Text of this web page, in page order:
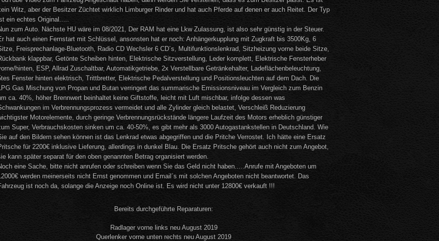
Witz, aber der Besitzer Züchtet wirklich Limburger Rinder und hat auch Pferde auf denen er auch Reitet. Der Typ
ein echtes Original.....
zum Auto. Nächste HU wäre im 08/2021, Der RAM hat eine Lkw Zulassung, ist also sehr günstig in der Steuer.
hat auch einen Fernstart mit Schlüssel, ansonsten hat er noch: Anhängerkupplung mit Zugkraft bis 3500Kg, 6
Freisprechanlage-Bluetooth, Radio CD Wechsler 6 CD´s, Multifunktionslenkrad, Sitzheizung vorne beide Sitze,
klappbar, Getönte Scheiben hinten, Elektrische Sitzverstellung, Leder komplett, Elektrische Fensterheber
hinten, ESP, Allrad Zuschaltbar, Automatikgetriebe, 2x Verstellbare Getränkehalter, Ladeflächenbeleuchtung,
Fenster hinten elektrisch, Trittbretter, Elektrische Pedalverstellung und Positionsleuchten auf dem Dach. Die
Gas Mischung von Propan und Butan verringert das summarische Emissionsniveau im Vergleich zum Benzin
ca. 40%, höher Brennwert beinhaltet keine Giftstoffe, leicht mit Luft mischbar, infolge dessen was
im Verbrennungsprozess vermeidet und alle Zylinder gleich belastet, Verschleiß Reduzierung
Motorelemente, durch geringe Verbrennungsrückstände längere Laufzeit des Motors erheblich günstiger
Super, Verbrauchskosten sinken um ca. 40-50%, es gibt mehr als 3000 Autogastankstellen in Deutschland. Wie
auf den Bildern sehen können ist das Lenkrad etwas abgegriffen und die Pritche Verrostet. Ich hätte eine Ersatz
für 2200€ inklusive Lieferung, allerdings in dunkel Blau. Die Ersatz Pritsche gehört auch nicht zum Angebot,
kann später separat für den oben genannten Betrag organisiert werden.
eine Sache, bitte nicht anrufen oder schreiben wenn Sie das Geld nicht haben.....Anrufe mit Angeboten um
werden meinerseits nicht Ernst genommen und Email´s mit solchen Angeboten nicht beantwortet. Das
ist noch da, solange die Anzeige noch Online ist. Es wird nicht unter 12800€ verkauft !!!
Bereits durchgeführte Reparaturen:
Radlager vorne links neu August 2019
Querlenker vorne unten rechts neu August 2019